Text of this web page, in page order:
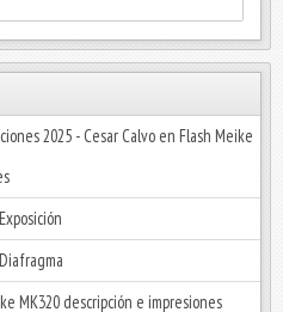
2025 - Cesar Calvo en Flash Meike
Exposición
Diafragma
MK320 descripción e impresiones